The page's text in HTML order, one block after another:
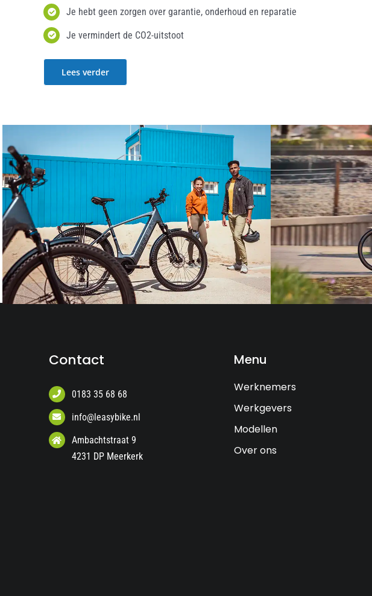
Je hebt geen zorgen over garantie, onderhoud en reparatie
Je vermindert de CO2-uitstoot
Lees verder
Contact
0183 35 68 68
info@leasybike.nl
Ambachtstraat 9
4231 DP Meerkerk
Menu
Werknemers
Werkgevers
Modellen
Over ons